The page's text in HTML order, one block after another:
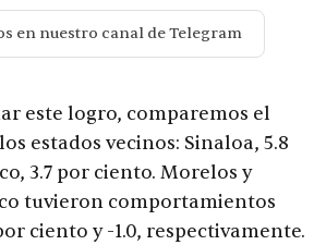
en nuestro canal de Telegram
este logro, comparemos el
estados vecinos: Sinaloa, 5.8
3.7 por ciento. Morelos y
tuvieron comportamientos
ciento y -1.0, respectivamente.